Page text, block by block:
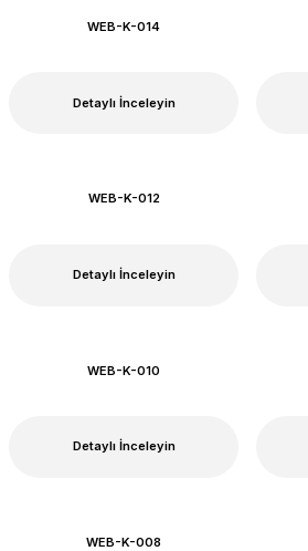
WEB-K-014
Detaylı İnceleyin
WEB-K-012
Detaylı İnceleyin
WEB-K-010
Detaylı İnceleyin
WEB-K-008